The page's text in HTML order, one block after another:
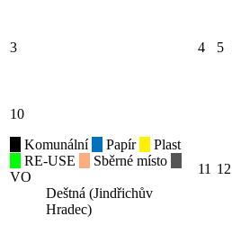
3 4 5
10
Komunální
Papír
Plast
RE-USE
Sběrné místo
VO
Deštná (Jindřichův
Hradec)
11 12